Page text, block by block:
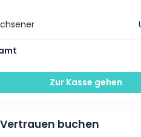
Zur Kasse gehen
buchen